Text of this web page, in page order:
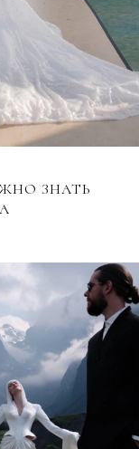
ЗНАТЬ